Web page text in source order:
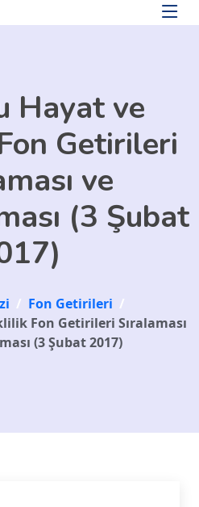
Hayat ve
Getirileri
ve
(3 Şubat
/ Fon Getirileri /
Fon Getirileri Sıralaması
(3 Şubat 2017)